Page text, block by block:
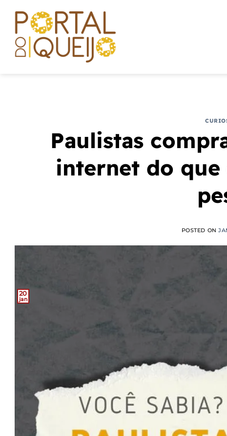
Paulistas
internet do que
POSTED ON
20
jan